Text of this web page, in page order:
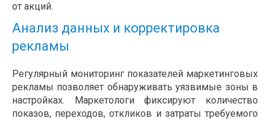
от акций.
Анализ данных и корректировка
рекламы
Регулярный мониторинг показателей маркетинговых
рекламы позволяет обнаруживать уязвимые зоны в
настройках. Маркетологи фиксируют количество
показов, переходов, откликов и затраты требуемого